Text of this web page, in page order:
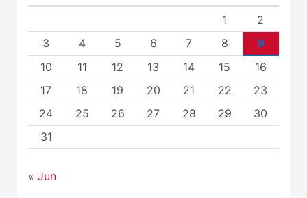
1
2
3
4 5 6 7 8
9
10
11 12 13 14 15
16
17
18 19 20 21 22
23
24
25 26 27 28 29
30
31
« Jun